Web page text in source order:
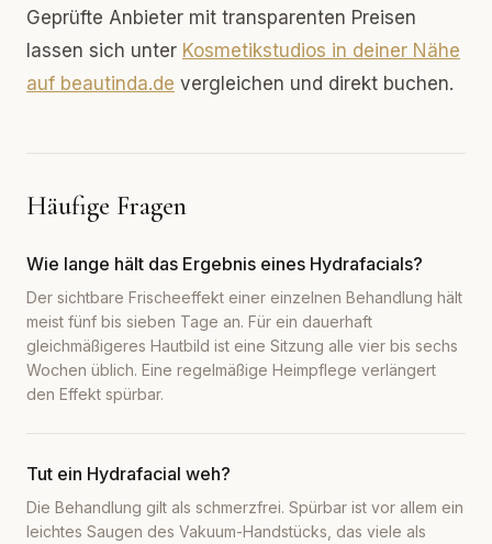
Geprüfte Anbieter mit transparenten Preisen
lassen sich unter Kosmetikstudios in deiner Nähe
auf beautinda.de vergleichen und direkt buchen.
Häufige Fragen
Wie lange hält das Ergebnis eines Hydrafacials?
Der sichtbare Frischeeffekt einer einzelnen Behandlung hält
meist fünf bis sieben Tage an. Für ein dauerhaft
gleichmäßigeres Hautbild ist eine Sitzung alle vier bis sechs
Wochen üblich. Eine regelmäßige Heimpflege verlängert
den Effekt spürbar.
Tut ein Hydrafacial weh?
Die Behandlung gilt als schmerzfrei. Spürbar ist vor allem ein
leichtes Saugen des Vakuum-Handstücks, das viele als